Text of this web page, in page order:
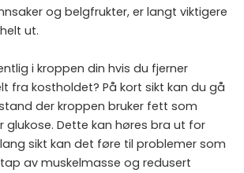
og belgfrukter, er langt viktigere
ut.
i kroppen din hvis du fjerner
fra kostholdet? På kort sikt kan du gå
der kroppen bruker fett som
glukose. Dette kan høres bra ut for
sikt kan det føre til problemer som
av muskelmasse og redusert